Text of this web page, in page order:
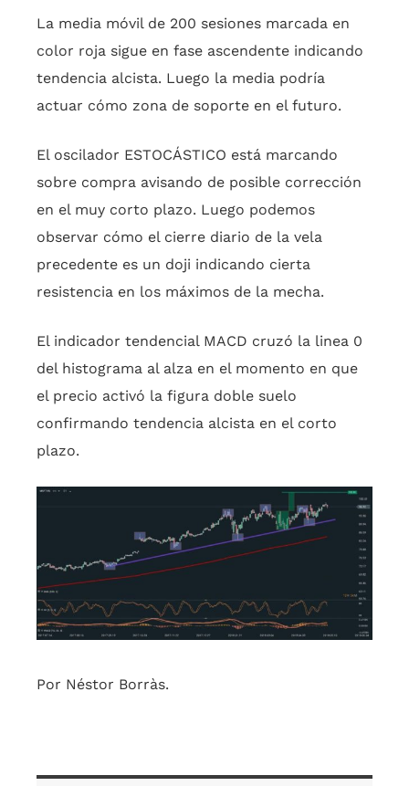
La media móvil de 200 sesiones marcada en
color roja sigue en fase ascendente indicando
tendencia alcista. Luego la media podría
actuar cómo zona de soporte en el futuro.
El oscilador ESTOCÁSTICO está marcando
sobre compra avisando de posible corrección
en el muy corto plazo. Luego podemos
observar cómo el cierre diario de la vela
precedente es un doji indicando cierta
resistencia en los máximos de la mecha.
El indicador tendencial MACD cruzó la linea 0
del histograma al alza en el momento en que
el precio activó la figura doble suelo
confirmando tendencia alcista en el corto
plazo.
Por Néstor Borràs.